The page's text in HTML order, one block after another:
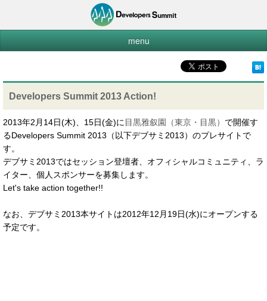
menu
公募セッション
公募レポーター with CodeZine
公募コミュニティ
イベント協賛
お問い合わせ
Developers Summit 2013 Action!
2013年2月14日(木)、15日(金)に 目黒雅叙園（東京・目黒） で開催す
るDevelopers Summit 2013（以下デブサミ2013）のプレサイトで
す。
デブサミ2013ではセッション登壇者、オフィシャルコミュニティ、ラ
イター、個人スポンサーを募集します。
Let's take action together!!
なお、デブサミ2013本サイトは2012年12月19日(水)にオープンする
予定です。